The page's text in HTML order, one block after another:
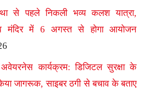
से पहले निकली भव्य कलश यात्रा,
मंदिर में 6 अगस्त से होगा आयोजन
कार्यक्रम: डिजिटल सुरक्षा के
जागरूक, साइबर ठगी से बचाव के बताए